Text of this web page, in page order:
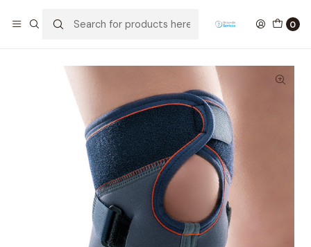
0
Joelheira Em Neopreno Rotula Aberta